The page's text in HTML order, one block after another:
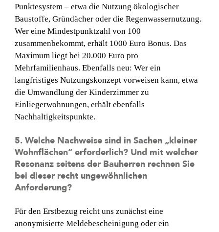
Punktesystem – etwa die Nutzung ökologischer
Baustoffe, Gründächer oder die Regenwassernutzung.
Wer eine Mindestpunktzahl von 100
zusammenbekommt, erhält 1000 Euro Bonus. Das
Maximum liegt bei 20.000 Euro pro
Mehrfamilienhaus. Ebenfalls neu: Wer ein
langfristiges Nutzungskonzept vorweisen kann, etwa
die Umwandlung der Kinderzimmer zu
Einliegerwohnungen, erhält ebenfalls
Nachhaltigkeitspunkte.
5. Welche Nachweise sind in Sachen „kleiner
Wohnflächen“ erforderlich? Und mit welcher
Resonanz seitens der Bauherren rechnen Sie
bei dieser recht ungewöhnlichen
Anforderung?
Für den Erstbezug reicht uns zunächst eine
anonymisierte Meldebescheinigung oder ein